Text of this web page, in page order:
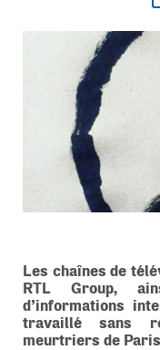
Les chaînes de
RTL Group,
d’informations
travaillé sans
meurtriers de